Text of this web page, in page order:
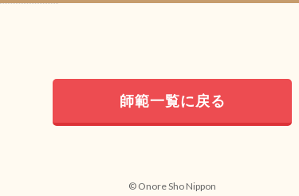
師範一覧に戻る
© Onore Sho Nippon